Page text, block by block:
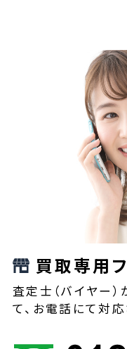
買取専用
査定士（バイヤー
て、お電話にて対